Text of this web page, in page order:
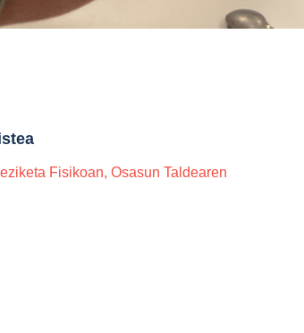
Fisikoan, Osasun Taldearen